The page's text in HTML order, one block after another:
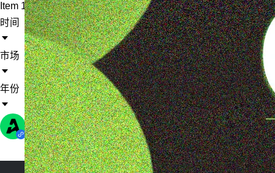
Item 1 of 1
时间
市场
年份